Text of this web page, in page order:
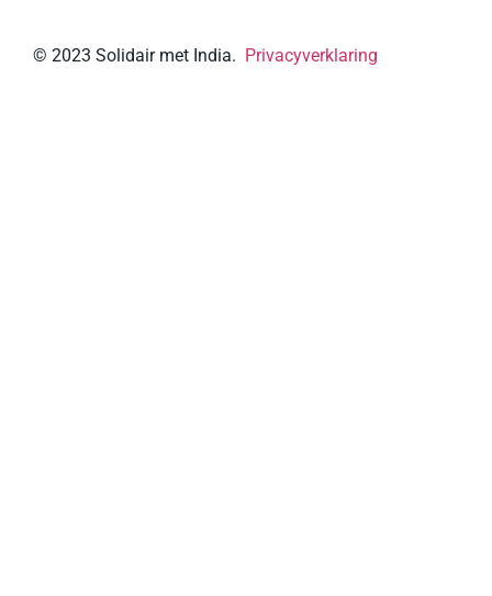
© 2023 Solidair met India. Privacyverklaring